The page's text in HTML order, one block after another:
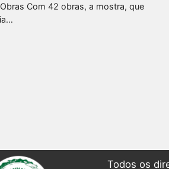
Com 42 obras, a mostra, que
Todos os